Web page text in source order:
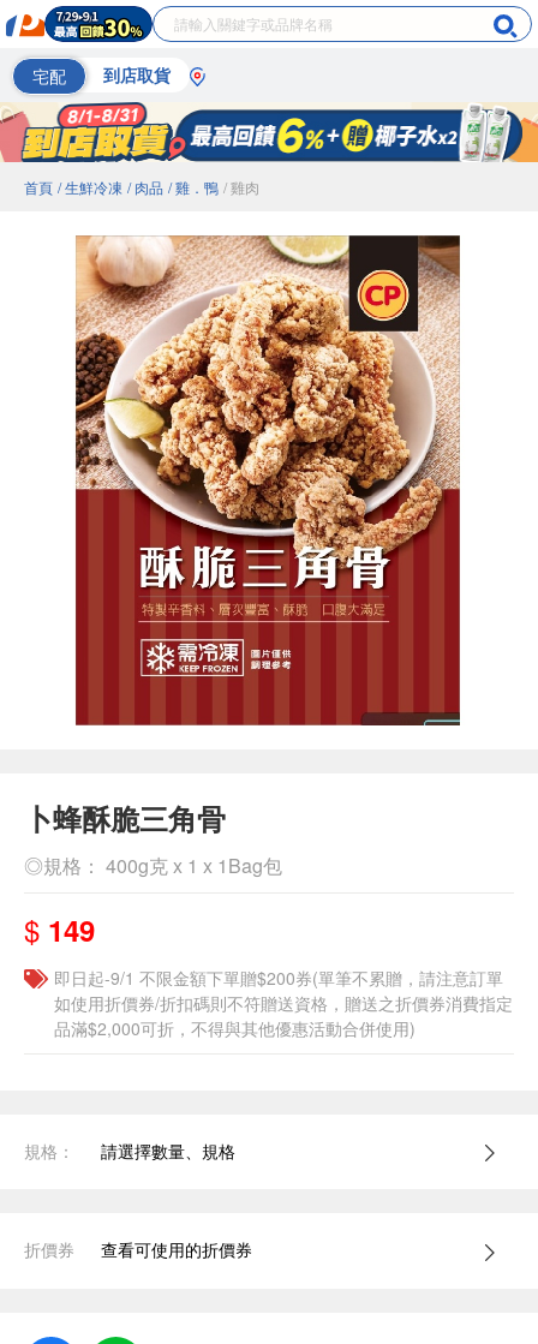
宅配 到店取貨
首頁 / 生鮮冷凍 / 肉品 / 雞．鴨 / 雞肉
卜蜂酥脆三角骨
◎規格： 400g克 x 1 x 1Bag包
$ 149
即日起-9/1 不限金額下單贈$200券(單筆不累贈，請注意訂單
如使用折價券/折扣碼則不符贈送資格，贈送之折價券消費指定
品滿$2,000可折，不得與其他優惠活動合併使用)
規格： 請選擇數量、規格
折價券 查看可使用的折價券